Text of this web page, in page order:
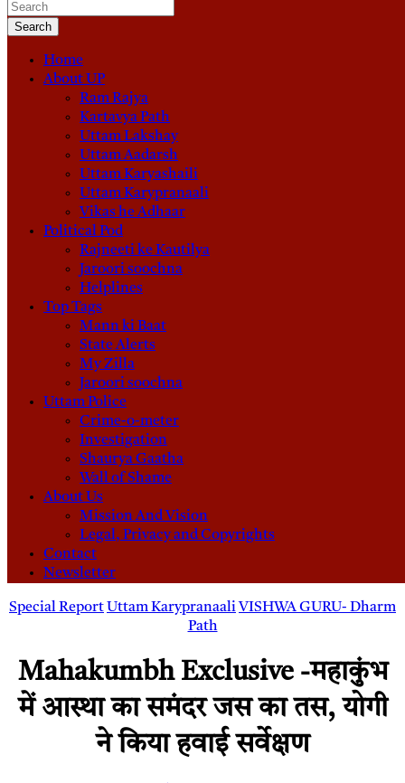
Search
Home
About UP
Ram Rajya
Kartavya Path
Uttam Lakshay
Uttam Aadarsh
Uttam Karyashaili
Uttam Karypranaali
Vikas he Adhaar
Political Pod
Rajneeti ke Kautilya
Jaroori soochna
Helplines
Top Tags
Mann ki Baat
State Alerts
My Zilla
Jaroori soochna
Uttam Police
Crime-o-meter
Investigation
Shaurya Gaatha
Wall of Shame
About Us
Mission And Vision
Legal, Privacy and Copyrights
Contact
Newsletter
Special ReportUttam KarypranaaliVISHWA GURU- Dharm
Path
Mahakumbh Exclusive -महाकुंभ
में आस्था का समंदर जस का तस, योगी
ने किया हवाई सर्वेक्षण